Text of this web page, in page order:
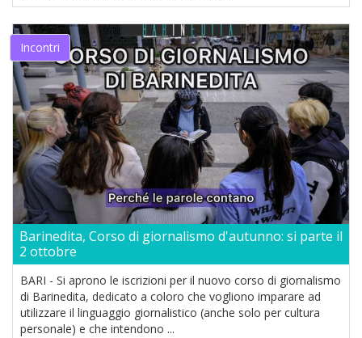
Incontri
Barinedita, Corso di giornalismo d'autunno: si parte il
2 ottobre
BARI - Si aprono le iscrizioni per il nuovo corso di giornalismo
di Barinedita, dedicato a coloro che vogliono imparare ad
utilizzare il linguaggio giornalistico (anche solo per cultura
personale) e che intendono ...